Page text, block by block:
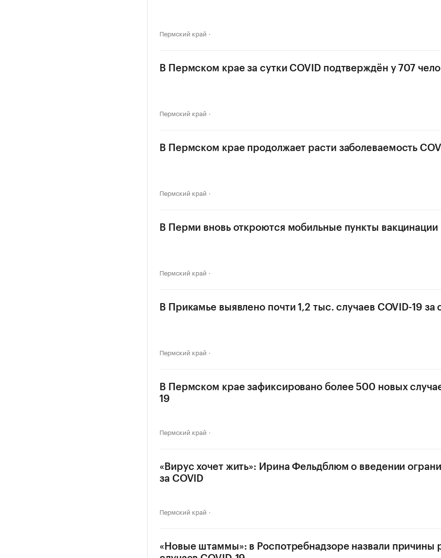
Пермский край
В Пермском крае за сутки COVID подтверждён у 707
Пермский край
В Пермском крае продолжает расти заболеваемость
Пермский край
В Перми вновь откроются мобильные пункты вакцинации
Пермский край
В Прикамье выявлено почти 1,2 тыс. случаев COVID-19 за
Пермский край
В Пермском крае зафиксировано более 500 новых
19
Пермский край
«Вирус хочет жить»: Ирина Фельдблюм о введении
за COVID
Пермский край
«Новые штаммы»: в Роспотребнадзоре назвали причины